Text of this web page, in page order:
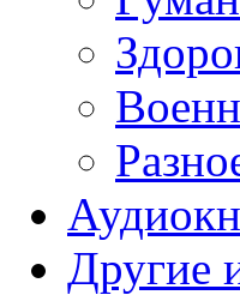
Другие